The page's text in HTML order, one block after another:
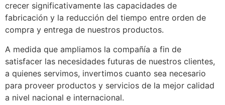
crecer significativamente las capacidades de
fabricación y la reducción del tiempo entre orden de
compra y entrega de nuestros productos.
A medida que ampliamos la compañía a fin de
satisfacer las necesidades futuras de nuestros clientes,
a quienes servimos, invertimos cuanto sea necesario
para proveer productos y servicios de la mejor calidad
a nivel nacional e internacional.